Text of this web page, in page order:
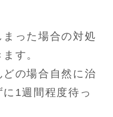
った場合の対処
す。
の場合自然に治
1週間程度待っ